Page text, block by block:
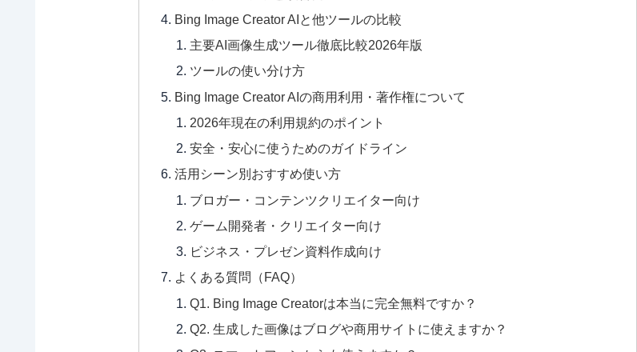
Bing Image Creator AIと他ツールの比較
主要AI画像生成ツール徹底比較2026年版
ツールの使い分け方
Bing Image Creator AIの商用利用・著作権について
2026年現在の利用規約のポイント
安全・安心に使うためのガイドライン
活用シーン別おすすめ使い方
ブロガー・コンテンツクリエイター向け
ゲーム開発者・クリエイター向け
ビジネス・プレゼン資料作成向け
よくある質問（FAQ）
Q1. Bing Image Creatorは本当に完全無料ですか？
Q2. 生成した画像はブログや商用サイトに使えますか？